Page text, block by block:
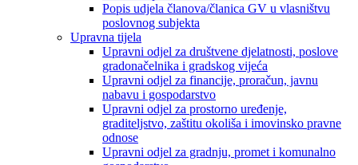
Popis udjela članova/članica GV u vlasništvu
poslovnog subjekta
Upravna tijela
Upravni odjel za društvene djelatnosti, poslove
gradonačelnika i gradskog vijeća
Upravni odjel za financije, proračun, javnu
nabavu i gospodarstvo
Upravni odjel za prostorno uređenje,
graditeljstvo, zaštitu okoliša i imovinsko pravne
odnose
Upravni odjel za gradnju, promet i komunalno